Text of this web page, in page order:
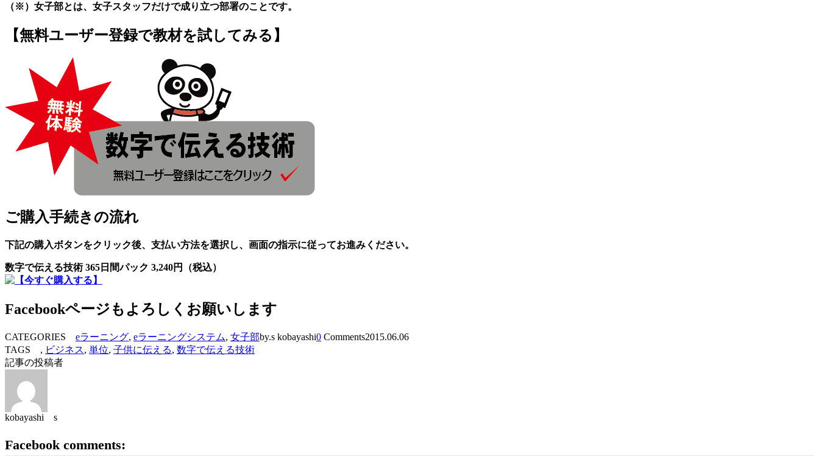
（※）女子部とは、女子スタッフだけで成り立つ部署のことです。
【無料ユーザー登録で教材を試してみる】
ご購入手続きの流れ
下記の購入ボタンをクリック後、支払い方法を選択し、画面の指示に従ってお進みください。
数字で伝える技術 365日間パック 3,240円（税込）
Facebookページもよろしくお願いします
CATEGORIES eラーニング, eラーニングシステム, 女子部by.s kobayashi0 Comments2015.06.06
TAGS , ビジネス, 単位, 子供に伝える, 数字で伝える技術
記事の投稿者
kobayashi s
Facebook comments: